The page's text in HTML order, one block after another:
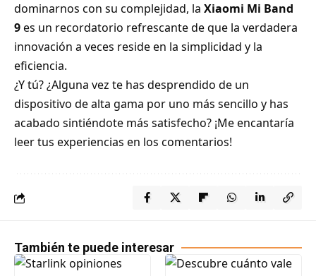
dominarnos con su complejidad, la Xiaomi Mi Band
9es un recordatorio refrescante de que la verdadera
innovación a veces reside en la simplicidad y la
eficiencia.
¿Y tú? ¿Alguna vez te has desprendido de un
dispositivo de alta gama por uno más sencillo y has
acabado sintiéndote más satisfecho? ¡Me encantaría
leer tus experiencias en los comentarios!
También te puede interesar